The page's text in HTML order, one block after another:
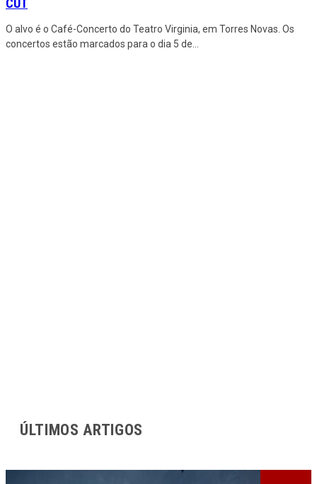
CUT
O alvo é o Café-Concerto do Teatro Virginia, em Torres Novas. Os
concertos estão marcados para o dia 5 de...
ÚLTIMOS ARTIGOS